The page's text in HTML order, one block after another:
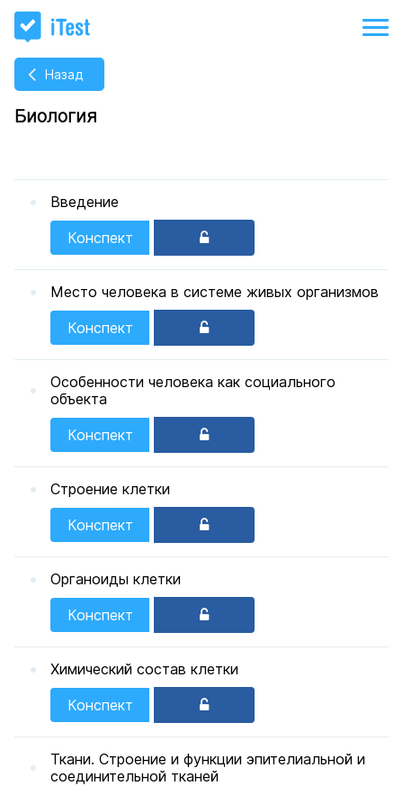
Назад
Биология
Введение
Конспект
Место человека в системе живых организмов
Конспект
Особенности человека как социального
объекта
Конспект
Строение клетки
Конспект
Органоиды клетки
Конспект
Химический состав клетки
Конспект
Ткани. Строение и функции эпителиальной и
соединительной тканей